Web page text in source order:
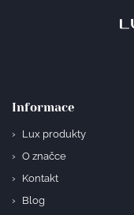
Informace
Lux produkty
O značce
Kontakt
Blog